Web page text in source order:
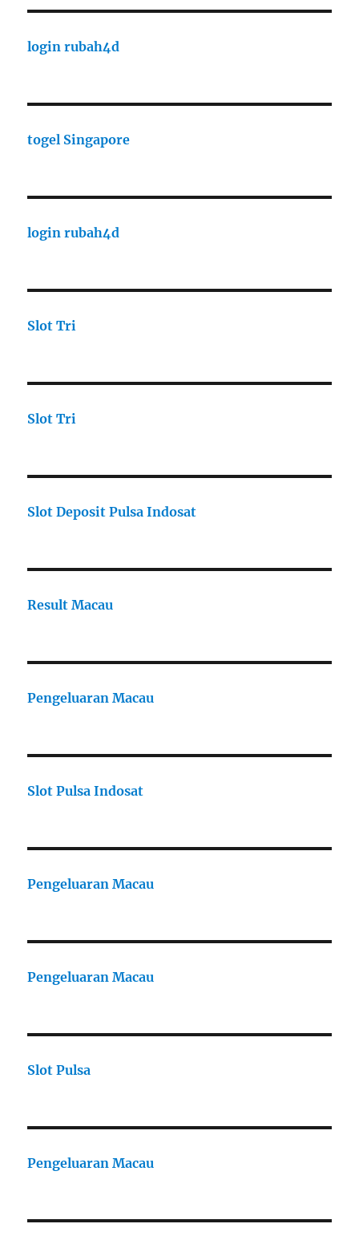
login rubah4d
togel Singapore
login rubah4d
Slot Tri
Slot Tri
Slot Deposit Pulsa Indosat
Result Macau
Pengeluaran Macau
Slot Pulsa Indosat
Pengeluaran Macau
Pengeluaran Macau
Slot Pulsa
Pengeluaran Macau